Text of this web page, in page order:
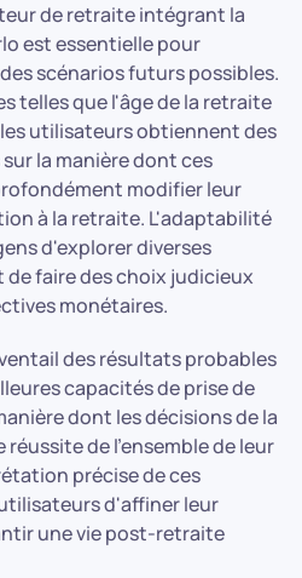
de retraite intégrant la
est essentielle pour
scénarios futurs possibles.
telles que l'âge de la retraite
utilisateurs obtiennent des
la manière dont ces
modifier leur
à la retraite. L'adaptabilité
d'explorer diverses
faire des choix judicieux
monétaires.
des résultats probables
capacités de prise de
dont les décisions de la
de l'ensemble de leur
précise de ces
d'affiner leur
une vie post-retraite